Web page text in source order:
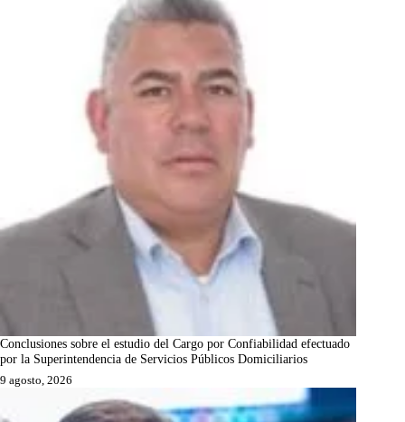
Conclusiones sobre el estudio del Cargo por Confiabilidad efectuado
por la Superintendencia de Servicios Públicos Domiciliarios
9 agosto, 2026